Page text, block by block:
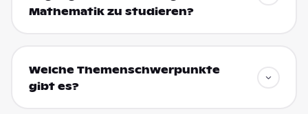
Mathematik zu studieren?
Welche Themenschwerpunkte
gibt es?